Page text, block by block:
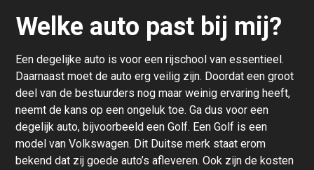
Welke auto past bij mij?
Een degelijke auto is voor een rijschool van essentieel.
Daarnaast moet de auto erg veilig zijn. Doordat een groot
deel van de bestuurders nog maar weinig ervaring heeft,
neemt de kans op een ongeluk toe. Ga dus voor een
degelijk auto, bijvoorbeeld een Golf. Een Golf is een
model van Volkswagen. Dit Duitse merk staat erom
bekend dat zij goede auto’s afleveren. Ook zijn de kosten